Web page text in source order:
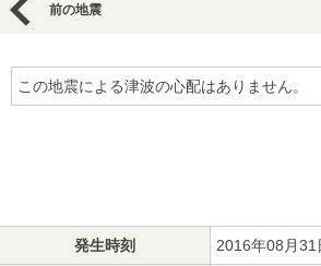
前の地震
この地震による津波の心配はありません。
発生時刻 2016年08月